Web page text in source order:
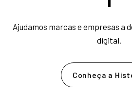
Ajudamos marcas e empresas a
digital.
Conheça a